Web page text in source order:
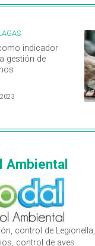
indicador
gestión de
Ambiental
control de Legionella,
control de aves